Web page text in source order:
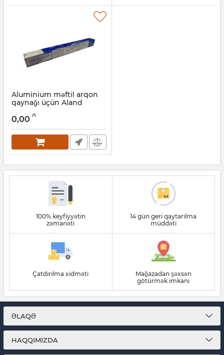
Aluminium məftil arqon
qaynağı üçün Aland
2.4 mm
Artikul: 003002020
0,00 ₼
100% keyfiyyətin
zəmanəti
14 gün geri qaytarılma
müddəti
Çatdırılma xidməti
Mağazadan şəxsən
götürmək imkanı
ƏLAQƏ
HAQQIMIZDA